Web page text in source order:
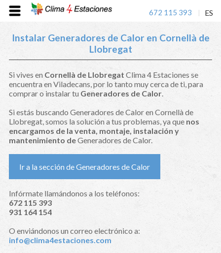
672 115 393 ES
Instalar Generadores de Calor en Cornellà de
Llobregat
Si vives en Cornellà de Llobregat Clima 4 Estaciones se
encuentra en Viladecans, por lo tanto muy cerca de ti, para
comprar o instalar tu Generadores de Calor.
Si estás buscando Generadores de Calor en Cornellà de
Llobregat, somos la solución a tus problemas, ya que nos
encargamos de la venta, montaje, instalación y
mantenimiento deGeneradores de Calor.
Ir a la sección de Generadores de Calor
Infórmate llamándonos a los teléfonos:
672 115 393
931 164 154
O enviándonos un correo electrónico a:
info@clima4estaciones.com